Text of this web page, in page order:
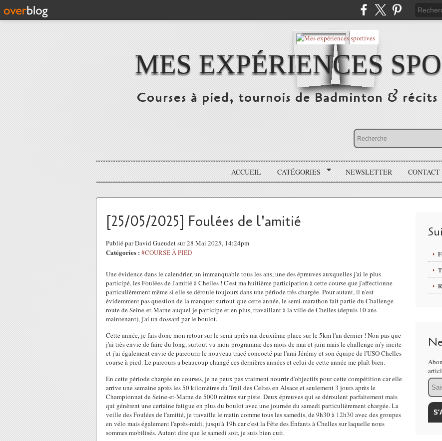
MES EXPÉRIENCES
Courses à pied, tournois de Badminton & récits
ACCUEIL CATÉGORIES NEWSLETTER CONTACT
[25/05/2025] Foulées de l'amitié
Publié par David Gueudet sur 28 Mai 2025, 14:24pm
Catégories : #COURSE À PIED
Une évidence dans le calendrier, un immanquable tous les ans, une des épreuves auxquelles j'ai le plus
participé, les Foulées de l'amitié à Chelles ! C'est ma huitième participation à cette course que j'affectionne
particulièrement même si elle se déroule toujours dans une période très chargée. Pour autant, il n'est
évidemment pas question de la manquer surtout que cette année, le semi-marathon fait partie du Challenge
route de Seine-et-Marne auquel je participe et en plus, travaillant à la ville de Chelles (depuis 10 ans
maintenant), j'ai un dossard par le boulot.
Cette année, je fais donc mon retour sur le semi après ma deuxième place sur le 5km l'an dernier ! Non pas que
j'ai très envie de faire du long, surtout vu mon programme des mois de mai et juin mais le challenge m'y incite
et j'ai également envie de parcourir le nouveau tracé concocté par l'ami Jérémy et son équipe de l'USO Chelles
course à pied. Le parcours a beaucoup changé ces dernières années et celui de cette année me plaît bien.
En cette période chargée en courses, je ne peux pas vraiment nourrir d'objectifs pour cette compétition car elle
arrive une semaine après les 50 kilomètres du Trail des Celtes en Alsace et seulement 3 jours après le
Championnat de Seine-et-Marne de 5000 mètres sur piste. Deux épreuves qui se déroulent parfaitement mais
qui génèrent une certaine fatigue en plus du boulot avec une journée du samedi particulièrement chargée. La
veille des Foulées de l'amitié, je travaille le matin comme tous les samedis, de 9h30 à 12h30 avec des groupes
en vélo mais également l'après-midi, jusqu'à 19h car c'est la Fête des Enfants à Chelles sur laquelle nous
sommes mobilisés. Autant dire que le samedi soir, je suis bien cuit.